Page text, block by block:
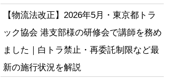
【物流法改正】2026年5月・東京都トラ
ック協会 港支部様の研修会で講師を務め
ました｜白トラ禁止・再委託制限など最
新の施行状況を解説